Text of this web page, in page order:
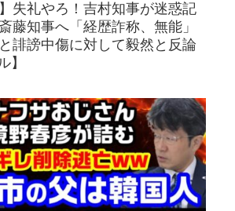
失礼やろ！吉村知事が迷惑記
藤知事へ「経歴詐称、無能」
誹謗中傷に対して毅然と反論
】